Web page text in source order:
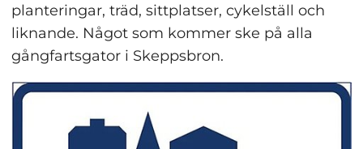
planteringar, träd, sittplatser, cykelställ och
liknande. Något som kommer ske på alla
gångfartsgator i Skeppsbron.